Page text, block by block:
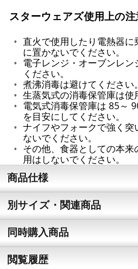
スターウェアズ使用上の注
直火で使用したり電熱器に
に置かないでください。
電子レンジ・オーブンレ
ください。
煮沸消毒は避けてください。
生蒸気式の消毒保管庫は使
電気式消毒保管庫は 85～
を目安にしてください。
ナイフやフォークで強く突
ないでください。
その他、食器としての本来
用はしないでください。
商品仕様
別サイズ・関連商品
同時購入商品
閲覧履歴